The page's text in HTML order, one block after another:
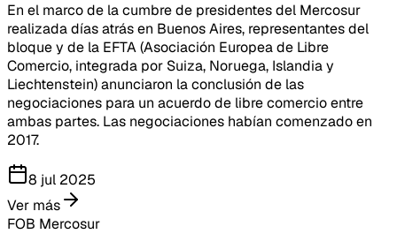
En el marco de la cumbre de presidentes del Mercosur
realizada días atrás en Buenos Aires, representantes del
bloque y de la EFTA (Asociación Europea de Libre
Comercio, integrada por Suiza, Noruega, Islandia y
Liechtenstein) anunciaron la conclusión de las
negociaciones para un acuerdo de libre comercio entre
ambas partes. Las negociaciones habían comenzado en
2017.
8 jul 2025
Ver más
FOB Mercosur